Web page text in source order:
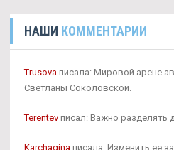
НАШИ КОММЕНТАРИИ
Trusova писала: Мировой арене
Светланы Соколовской.
Terentev писал: Важно разделять
Karchagina писала: Изменить ее